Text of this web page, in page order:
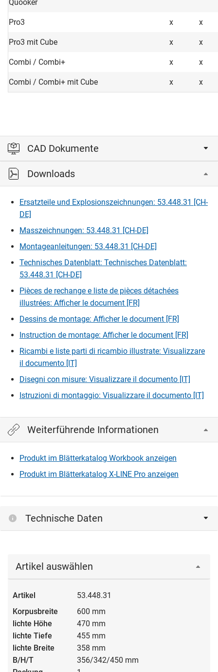
Quooker
Pro3 x x
Pro3 mit Cube x x
Combi / Combi+ x x
Combi / Combi+ mit Cube x x
CAD Dokumente
Bitte einloggen, um die CAD‑Dateien anzeigen und
herunterladen zu können.
Downloads
Ersatzteile und Explosionszeichnungen: 53.448.31 [CH-
DE]
Masszeichnungen: 53.448.31 [CH-DE]
Montageanleitungen: 53.448.31 [CH-DE]
Technisches Datenblatt: Technisches Datenblatt:
53.448.31 [CH-DE]
Pièces de rechange e liste de pièces détachées
illustrées: Afficher le document [FR]
Dessins de montage: Afficher le document [FR]
Instruction de montage: Afficher le document [FR]
Ricambi e liste parti di ricambio illustrate: Visualizzare
il documento [IT]
Disegni con misure: Visualizzare il documento [IT]
Istruzioni di montaggio: Visualizzare il documento [IT]
Weiterführende Informationen
Produkt im Blätterkatalog Workbook anzeigen
Produkt im Blätterkatalog X-LINE Pro anzeigen
Technische Daten
Artikel auswählen
53.448.31
600 mm
470 mm
455 mm
358 mm
356/342/450 mm